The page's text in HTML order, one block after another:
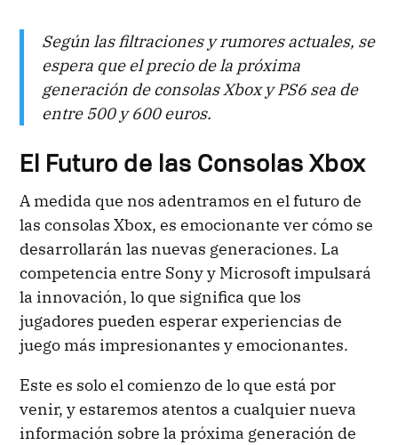
Según las filtraciones y rumores actuales, se
espera que el precio de la próxima
generación de consolas Xbox y PS6 sea de
entre 500 y 600 euros.
El Futuro de las Consolas Xbox
A medida que nos adentramos en el futuro de
las consolas Xbox, es emocionante ver cómo se
desarrollarán las nuevas generaciones. La
competencia entre Sony y Microsoft impulsará
la innovación, lo que significa que los
jugadores pueden esperar experiencias de
juego más impresionantes y emocionantes.
Este es solo el comienzo de lo que está por
venir, y estaremos atentos a cualquier nueva
información sobre la próxima generación de